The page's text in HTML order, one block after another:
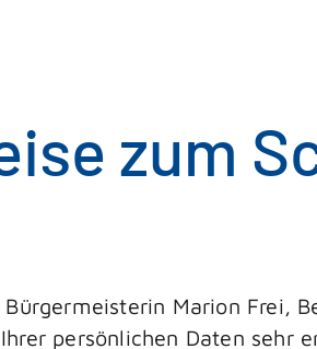
zum
Marion Frei,
persönlichen Daten sehr